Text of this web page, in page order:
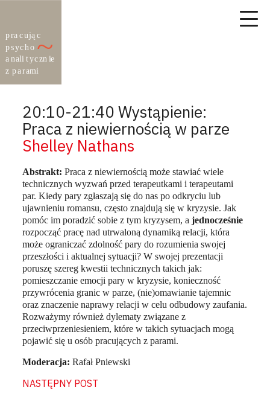
20:10-21:40 Wystąpienie:
Praca z niewiernością w parze
Shelley Nathans
Abstrakt:Praca z niewiernością może stawiać wiele
technicznych wyzwań przed terapeutkami i terapeutami
par. Kiedy pary zgłaszają się do nas po odkryciu lub
ujawnieniu romansu, często znajdują się w kryzysie. Jak
pomóc im poradzić sobie z tym kryzysem, ajednocześnie
rozpocząć pracę nad utrwaloną dynamiką relacji, która
może ograniczać zdolność pary do rozumienia swojej
przeszłości i aktualnej sytuacji? W swojej prezentacji
poruszę szereg kwestii technicznych takich jak:
pomieszczanie emocji pary w kryzysie, konieczność
przywrócenia granic w parze, (nie)omawianie tajemnic
oraz znaczenie naprawy relacji w celu odbudowy zaufania.
Rozważymy również dylematy związane z
przeciwprzeniesieniem, które w takich sytuacjach mogą
pojawić się u osób pracujących z parami.
Moderacja: Rafał Pniewski
NASTĘPNY POST